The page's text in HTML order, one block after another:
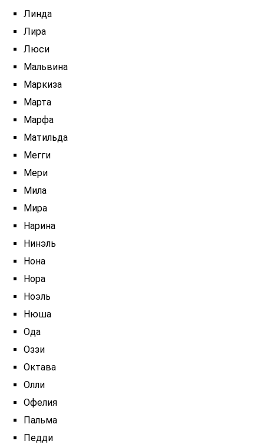
Линда
Лира
Люси
Мальвина
Маркиза
Марта
Марфа
Матильда
Мегги
Мери
Мила
Мира
Нарина
Нинэль
Нона
Нора
Ноэль
Нюша
Ода
Оззи
Октава
Олли
Офелия
Пальма
Педди